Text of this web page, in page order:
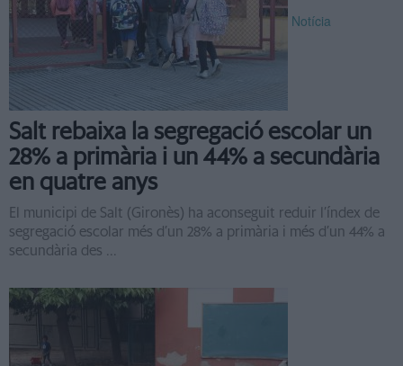
Notícia
Salt rebaixa la segregació escolar un
28% a primària i un 44% a secundària
en quatre anys
El municipi de Salt (Gironès) ha aconseguit reduir l’índex de
segregació escolar més d’un 28% a primària i més d’un 44% a
secundària des ...